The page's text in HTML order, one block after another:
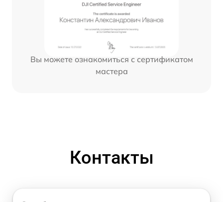
Вы можете ознакомиться с сертификатом
мастера
Контакты